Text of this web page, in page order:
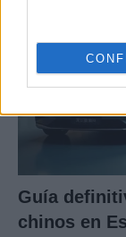
Guía
chinos en